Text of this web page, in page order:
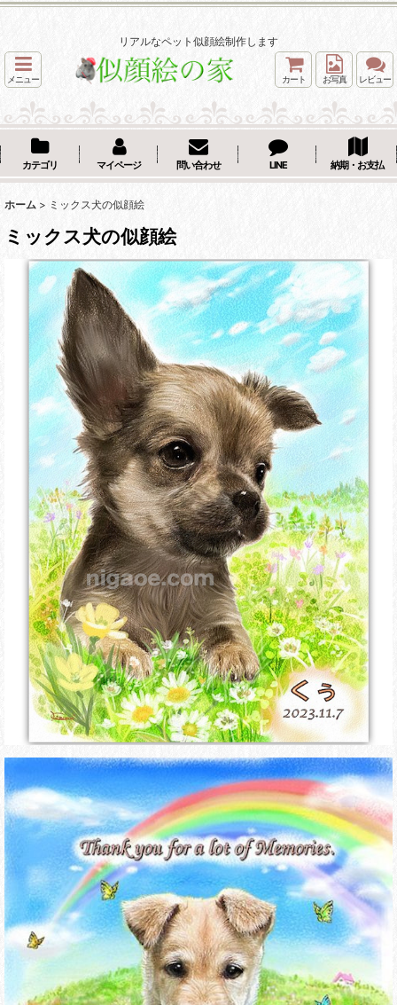
リアルなペット似顔絵制作します
メニュー カート お写真 レビュー
カテゴリ マイページ 問い合わせ LINE 納期・お支払
ホーム > ミックス犬の似顔絵
ミックス犬の似顔絵